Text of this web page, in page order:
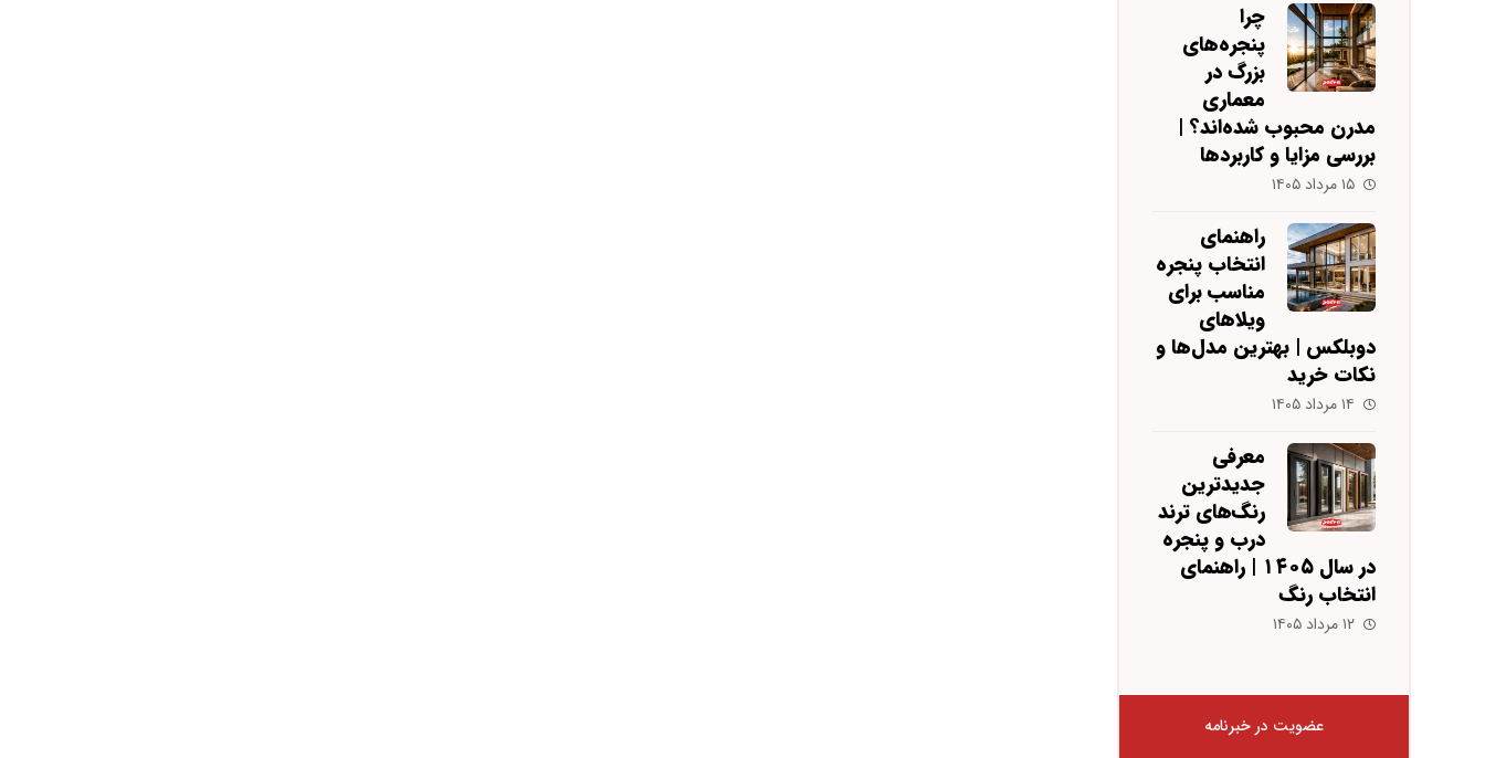
چرا
پنجره‌های
بزرگ در
معماری
مدرن محبوب شده‌اند؟ |
بررسی مزایا و کاربردها
۱۵ مرداد ۱۴۰۵
راهنمای
انتخاب پنجره
مناسب برای
ویلاهای
دوبلکس | بهترین مدل‌ها و
نکات خرید
۱۴ مرداد ۱۴۰۵
معرفی
جدیدترین
رنگ‌های ترند
درب و پنجره
در سال ۱۴۰۵ | راهنمای
انتخاب رنگ
۱۲ مرداد ۱۴۰۵
عضویت در خبرنامه